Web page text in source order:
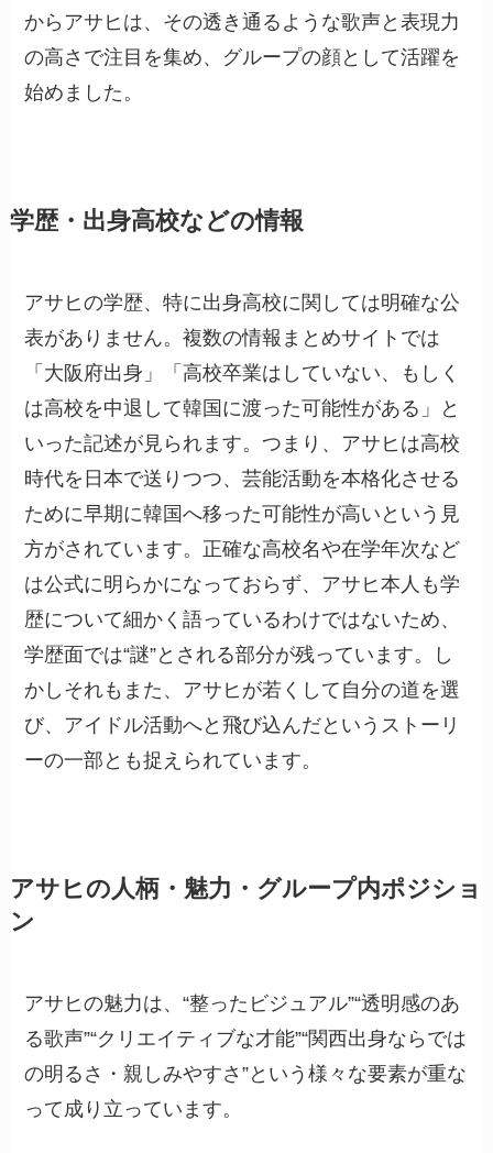
からアサヒは、その透き通るような歌声と表現力
の高さで注目を集め、グループの顔として活躍を
始めました。
学歴・出身高校などの情報
アサヒの学歴、特に出身高校に関しては明確な公
表がありません。複数の情報まとめサイトでは
「大阪府出身」「高校卒業はしていない、もしく
は高校を中退して韓国に渡った可能性がある」と
いった記述が見られます。つまり、アサヒは高校
時代を日本で送りつつ、芸能活動を本格化させる
ために早期に韓国へ移った可能性が高いという見
方がされています。正確な高校名や在学年次など
は公式に明らかになっておらず、アサヒ本人も学
歴について細かく語っているわけではないため、
学歴面では“謎”とされる部分が残っています。し
かしそれもまた、アサヒが若くして自分の道を選
び、アイドル活動へと飛び込んだというストーリ
ーの一部とも捉えられています。
アサヒの人柄・魅力・グループ内ポジショ
ン
アサヒの魅力は、“整ったビジュアル”“透明感のあ
る歌声”“クリエイティブな才能”“関西出身ならでは
の明るさ・親しみやすさ”という様々な要素が重な
って成り立っています。